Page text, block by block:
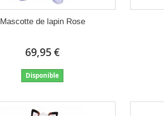
Mascotte de lapin Rose
69,95 €
Disponible